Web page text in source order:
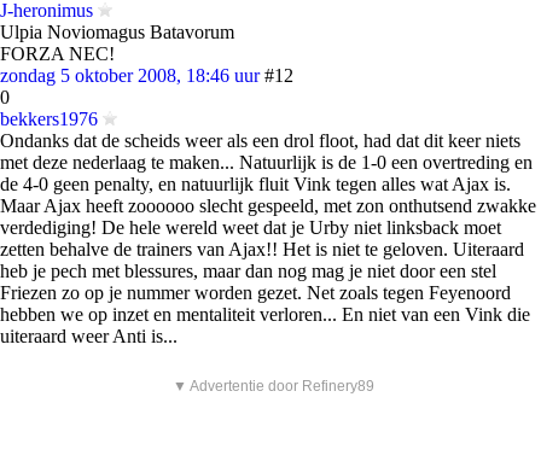
J-heronimus
Ulpia Noviomagus Batavorum
FORZA NEC!
zondag 5 oktober 2008, 18:46 uur #12
0
bekkers1976
Ondanks dat de scheids weer als een drol floot, had dat dit keer niets
met deze nederlaag te maken... Natuurlijk is de 1-0 een overtreding en
de 4-0 geen penalty, en natuurlijk fluit Vink tegen alles wat Ajax is.
Maar Ajax heeft zoooooo slecht gespeeld, met zon onthutsend zwakke
verdediging! De hele wereld weet dat je Urby niet linksback moet
zetten behalve de trainers van Ajax!! Het is niet te geloven. Uiteraard
heb je pech met blessures, maar dan nog mag je niet door een stel
Friezen zo op je nummer worden gezet. Net zoals tegen Feyenoord
hebben we op inzet en mentaliteit verloren... En niet van een Vink die
uiteraard weer Anti is...
▼ Advertentie door Refinery89